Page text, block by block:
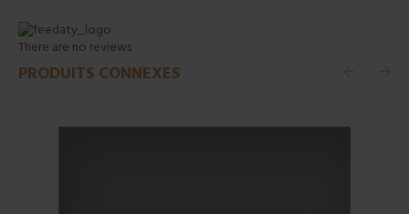
There are no reviews
PRODUITS CONNEXES